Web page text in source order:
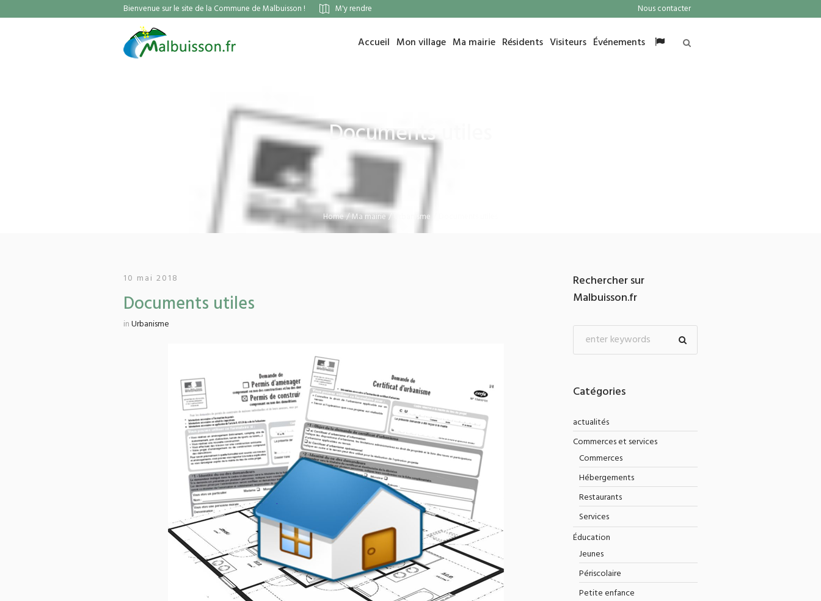
Nous contacter
Bienvenue sur le site de la Commune de Malbuisson ! M'y rendre
Accueil Mon village Ma mairie Résidents Visiteurs Événements
Documents utiles
Home/Ma mairie/ Urbanisme
10 mai 2018
Documents utiles
inUrbanisme
Rechercher sur
Malbuisson.fr
Catégories
actualités
Commerces et services
Commerces
Hébergements
Restaurants
Services
Éducation
Jeunes
Périscolaire
Petite enfance